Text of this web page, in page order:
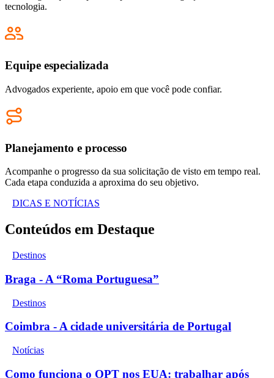
tecnologia.
Equipe especializada
Advogados experiente, apoio em que você pode confiar.
Planejamento e processo
Acompanhe o progresso da sua solicitação de visto em tempo real.
Cada etapa conduzida a aproxima do seu objetivo.
DICAS E NOTÍCIAS
Conteúdos em Destaque
Destinos
Braga - A “Roma Portuguesa”
Destinos
Coimbra - A cidade universitária de Portugal
Notícias
Como funciona o OPT nos EUA: trabalhar após